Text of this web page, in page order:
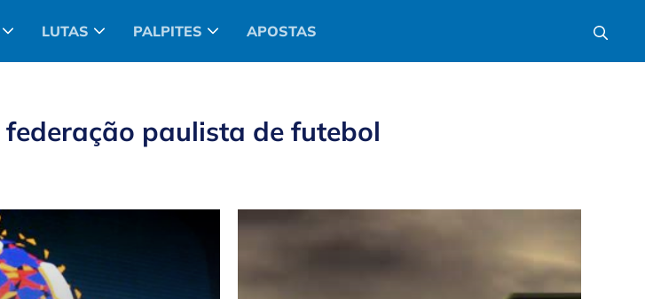
LUTAS PALPITES APOSTAS
federação paulista de futebol